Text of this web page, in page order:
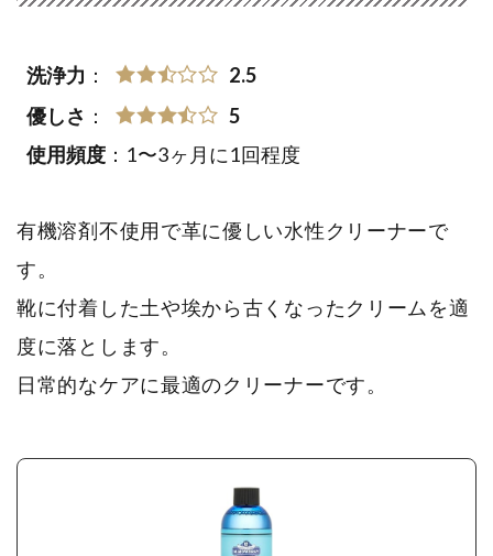
洗浄力 ：
2.5
優しさ ：
5
使用頻度 ：1〜3ヶ月に1回程度
有機溶剤不使用で革に優しい水性クリーナーで
す。
靴に付着した土や埃から古くなったクリームを適
度に落とします。
日常的なケアに最適のクリーナーです。